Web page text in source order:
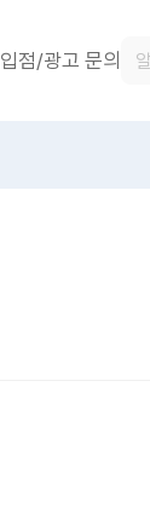
입점/광고 문의